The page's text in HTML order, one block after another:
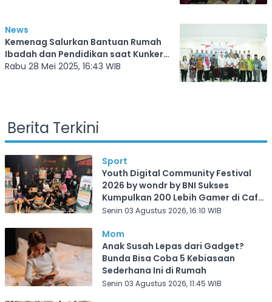
News
Kemenag Salurkan Bantuan Rumah
Ibadah dan Pendidikan saat Kunker
Komisi VIII ke Sulawesi Utara
Rabu 28 Mei 2025, 16:43 WIB
Berita Terkini
Sport
Youth Digital Community Festival
2026 by wondr by BNI Sukses
Kumpulkan 200 Lebih Gamer di Cafe
Frekuensi Depok
Senin 03 Agustus 2026, 16:10 WIB
Mom
Anak Susah Lepas dari Gadget?
Bunda Bisa Coba 5 Kebiasaan
Sederhana Ini di Rumah
Senin 03 Agustus 2026, 11:45 WIB